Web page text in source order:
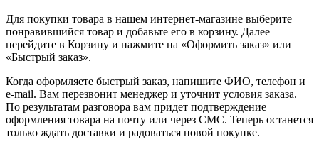
Для покупки товара в нашем интернет-магазине выберите
понравившийся товар и добавьте его в корзину. Далее
перейдите в Корзину и нажмите на «Оформить заказ» или
«Быстрый заказ».
Когда оформляете быстрый заказ, напишите ФИО, телефон и
e-mail. Вам перезвонит менеджер и уточнит условия заказа.
По результатам разговора вам придет подтверждение
оформления товара на почту или через СМС. Теперь останется
только ждать доставки и радоваться новой покупке.